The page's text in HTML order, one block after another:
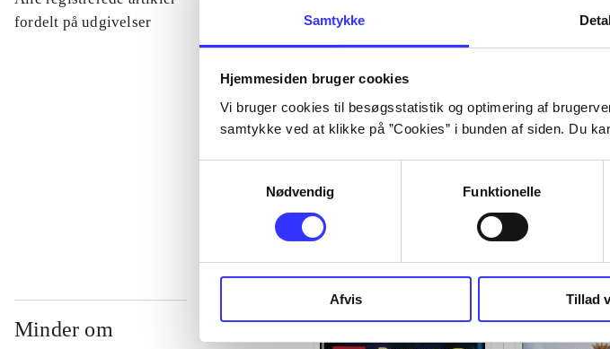
Samtykke
Hjemmesiden bruger cookies
Vi bruger cookies til besøgsstatistik og optimering af
samtykke ved at klikke på ”Cookies” i bunden af siden. Du
Nødvendig
Funktionelle
Afvis Tillad
fordelt på udgivelser
...
...
...
...
Minder om